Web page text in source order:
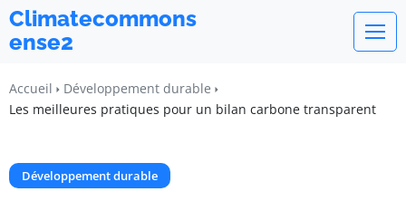
Climatecommons
ense2
Accueil
Développement durable
Les meilleures pratiques pour un bilan carbone transparent
Développement durable